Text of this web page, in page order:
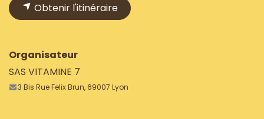
Obtenir l'itinéraire
Organisateur
SAS VITAMINE 7
3 Bis Rue Felix Brun, 69007 Lyon